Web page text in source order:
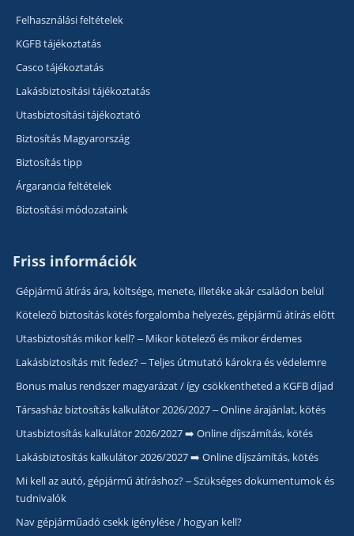
Felhasználási feltételek
KGFB tájékoztatás
Casco tájékoztatás
Lakásbiztosítási tájékoztatás
Utasbiztosítási tájékoztató
Biztosítás Magyarország
Biztosítás tipp
Árgarancia feltételek
Biztosítási módozataink
Friss információk
Gépjármű átírás ára, költsége, menete, illetéke akár családon belül
Kötelező biztosítás kötés forgalomba helyezés, gépjármű átírás előtt
Utasbiztosítás mikor kell? – Mikor kötelező és mikor érdemes
Lakásbiztosítás mit fedez? – Teljes útmutató károkra és védelemre
Bonus malus rendszer magyarázat / így csökkentheted a KGFB díjad
Társasház biztosítás kalkulátor 2026/2027 – Online árajánlat, kötés
Utasbiztosítás kalkulátor 2026/2027 ➡️ Online díjszámítás, kötés
Lakásbiztosítás kalkulátor 2026/2027 ➡️ Online díjszámítás, kötés
Mi kell az autó, gépjármű átíráshoz? – Szükséges dokumentumok és
tudnivalók
Nav gépjárműadó csekk igénylése / hogyan kell?